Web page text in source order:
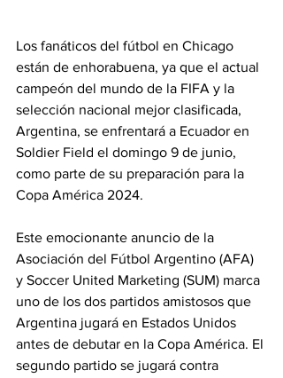
Los fanáticos del fútbol en Chicago
están de enhorabuena, ya que el actual
campeón del mundo de la FIFA y la
selección nacional mejor clasificada,
Argentina, se enfrentará a Ecuador en
Soldier Field el domingo 9 de junio,
como parte de su preparación para la
Copa América 2024.
Este emocionante anuncio de la
Asociación del Fútbol Argentino (AFA)
y Soccer United Marketing (SUM) marca
uno de los dos partidos amistosos que
Argentina jugará en Estados Unidos
antes de debutar en la Copa América. El
segundo partido se jugará contra